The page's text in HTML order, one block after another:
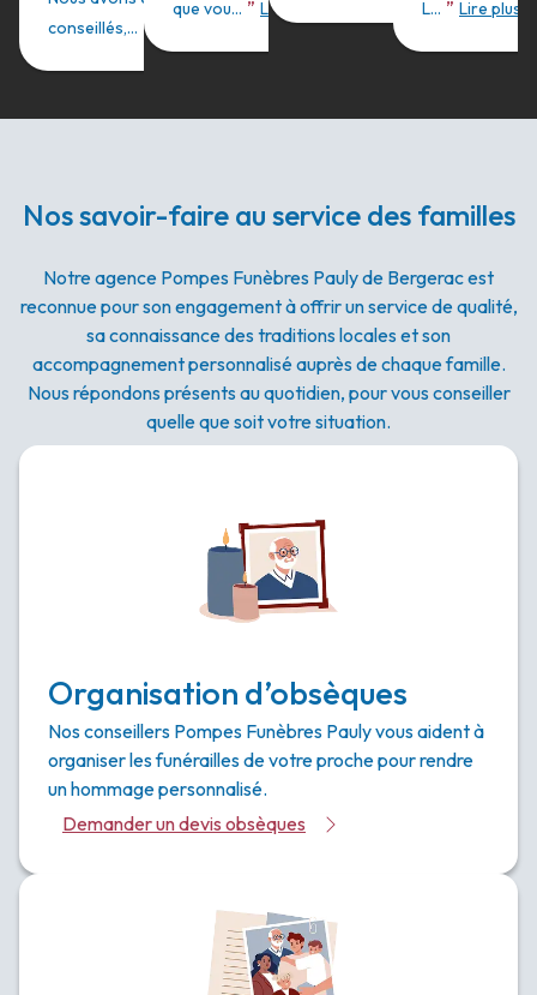
conseillés,... ”
que vou... ” Lire plus
L... ” Lire plus
Nos savoir-faire au service des familles
Notre agence Pompes Funèbres Pauly de Bergerac est
reconnue pour son engagement à offrir un service de qualité,
sa connaissance des traditions locales et son
accompagnement personnalisé auprès de chaque famille.
Nous répondons présents au quotidien, pour vous conseiller
quelle que soit votre situation.
Organisation d’obsèques
Nos conseillers Pompes Funèbres Pauly vous aident à
organiser les funérailles de votre proche pour rendre
un hommage personnalisé.
Demander un devis obsèques